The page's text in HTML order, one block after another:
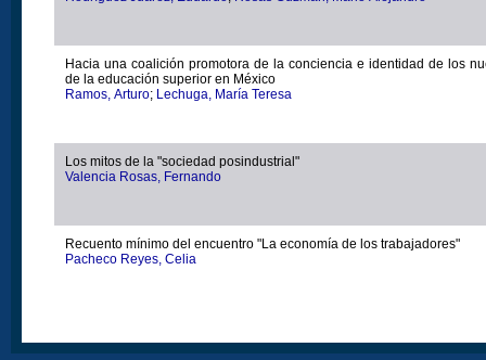
Hacia una coalición promotora de la conciencia e identidad de los
de la educación superior en México
Ramos, Arturo; Lechuga, María Teresa
Los mitos de la "sociedad posindustrial"
Valencia Rosas, Fernando
Recuento mínimo del encuentro "La economía de los trabajadores"
Pacheco Reyes, Celia